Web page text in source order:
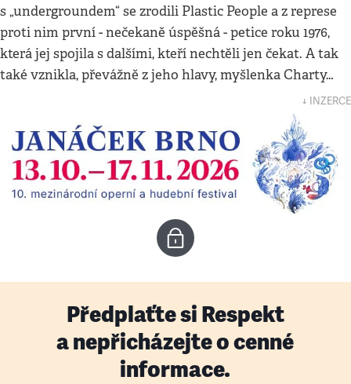
s „undergroundem“ se zrodili Plastic People a z represe
proti nim první - nečekaně úspěšná - petice roku 1976,
která jej spojila s dalšími, kteří nechtěli jen čekat. A tak
také vznikla, převážně z jeho hlavy, myšlenka Charty…
↓ INZERCE
Předplaťte si Respekt
a nepřicházejte o cenné
informace.